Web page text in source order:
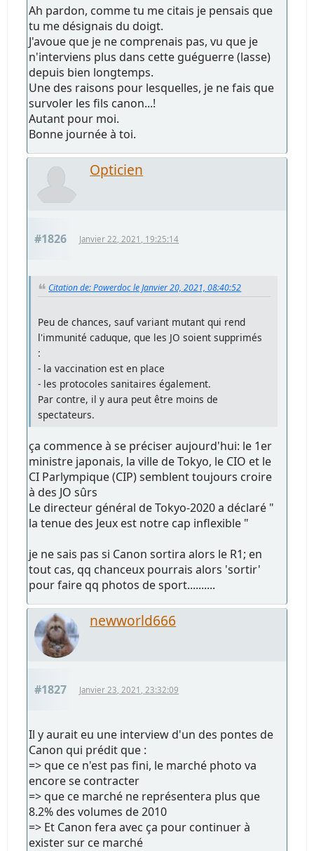
Ah pardon, comme tu me citais je pensais que
tu me désignais du doigt.
J'avoue que je ne comprenais pas, vu que je
n'interviens plus dans cette guéguerre (lasse)
depuis bien longtemps.
Une des raisons pour lesquelles, je ne fais que
survoler les fils canon...!
Autant pour moi.
Bonne journée à toi.
Opticien
#1826 Janvier 22, 2021, 19:25:14
Citation de: Powerdoc le Janvier 20, 2021, 08:40:52
Peu de chances, sauf variant mutant qui rend
l'immunité caduque, que les JO soient supprimés
:
- la vaccination est en place
- les protocoles sanitaires également.
Par contre, il y aura peut être moins de
spectateurs.
ça commence à se préciser aujourd'hui: le 1er
ministre japonais, la ville de Tokyo, le CIO et le
CI Parlympique (CIP) semblent toujours croire
à des JO sûrs
Le directeur général de Tokyo-2020 a déclaré "
la tenue des Jeux est notre cap inflexible "
je ne sais pas si Canon sortira alors le R1; en
tout cas, qq chanceux pourrais alors 'sortir'
pour faire qq photos de sport..........
newworld666
#1827 Janvier 23, 2021, 23:32:09
Il y aurait eu une interview d'un des pontes de
Canon qui prédit que :
=> que ce n'est pas fini, le marché photo va
encore se contracter
=> que ce marché ne représentera plus que
8.2% des volumes de 2010
=> Et Canon fera avec ça pour continuer à
exister sur ce marché